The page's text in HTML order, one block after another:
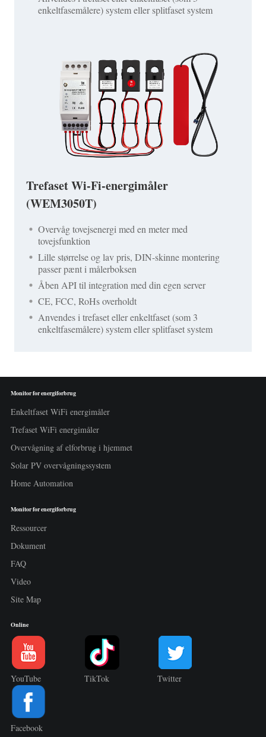
enkeltfasemålere) system eller splitfaset system
Trefaset Wi-Fi-energimåler
(WEM3050T)
Overvåg tovejsenergi med en meter med
tovejsfunktion
Lille størrelse og lav pris, DIN-skinne montering
passer pænt i målerboksen
Åben API til integration med din egen server
CE, FCC, RoHs overholdt
Anvendes i trefaset eller enkeltfaset (som 3
enkeltfasemålere) system eller splitfaset system
Monitor for energiforbrug
Enkeltfaset WiFi energimåler
Trefaset WiFi energimåler
Overvågning af elforbrug i hjemmet
Solar PV overvågningssystem
Home Automation
Monitor for energiforbrug
Ressourcer
Dokument
FAQ
Video
Site Map
Online
YouTube TikTok Twitter
Facebook